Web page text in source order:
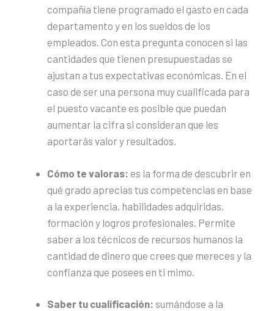
compañía tiene programado el gasto en cada
departamento y en los sueldos de los
empleados. Con esta pregunta conocen si las
cantidades que tienen presupuestadas se
ajustan a tus expectativas económicas. En el
caso de ser una persona muy cualificada para
el puesto vacante es posible que puedan
aumentar la cifra si consideran que les
aportarás valor y resultados.
Cómo te valoras: es la forma de descubrir en
qué grado aprecias tus competencias en base
a la experiencia, habilidades adquiridas,
formación y logros profesionales. Permite
saber a los técnicos de recursos humanos la
cantidad de dinero que crees que mereces y la
confianza que posees en ti mimo.
Saber tu cualificación: sumándose a la